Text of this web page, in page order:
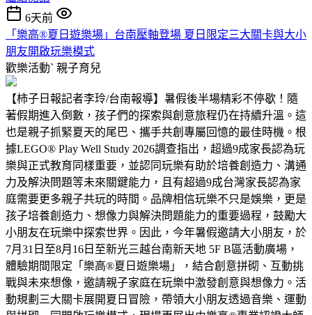
6天前
「樂高®夏日遊樂場」台南壓軸登場 夏日限定三大關卡與大小
朋友開啟玩樂模式
歡樂活動ˋ 親子育兒
【柿子日報記者李玲/台南報導】暑假後半場精彩不停歇！隨
著假期進入倒數，孩子們的探索與創意旅程仍在持續升溫。這
也是親子抓緊夏天的尾巴、攜手共創專屬回憶的最佳時機。根
據LEGO® Play Well Study 2026調查指出，超過9成家長認為玩
樂與正式教育同樣重要，並認同玩樂有助於培養創造力、溝通
力及解決問題等未來關鍵能力，且有超過9成台灣家長認為家
庭需要更多親子共玩的時間。品牌相信玩樂不只是娛樂，更是
孩子培養創造力、想像力與解決問題能力的重要過程，鼓勵大
小朋友在玩樂中探索世界。因此，今年暑假邀請大小朋友，於
7月31日至8月16日至新光三越台南新天地 5F B區活動廣場，
體驗期間限定「樂高®夏日遊樂場」，結合創意拼砌、互動挑
戰與未來想像，邀請親子家庭在玩樂中激發創意與想像力。活
動規劃三大關卡展開夏日冒險，帶領大小朋友透過音樂、運動